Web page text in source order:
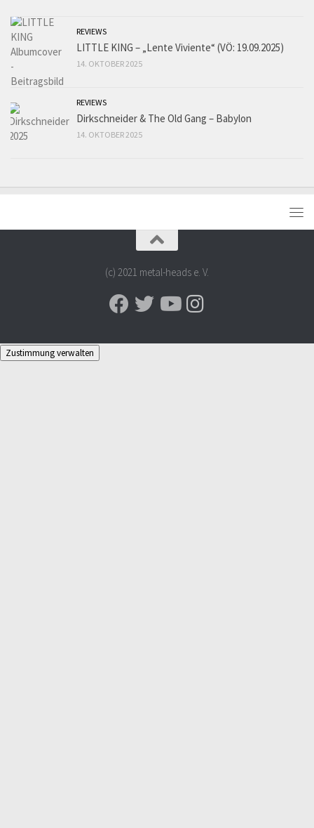
REVIEWS
LITTLE KING – „Lente Viviente“ (VÖ: 19.09.2025)
14. OKTOBER 2025
REVIEWS
Dirkschneider & The Old Gang – Babylon
14. OKTOBER 2025
(c) 2021 metal-heads e. V.
Zustimmung verwalten